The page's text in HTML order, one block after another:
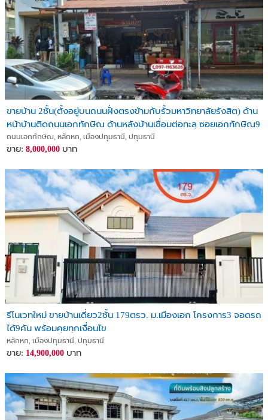
ขายบ้าน 2ชั้น(ตั้งอยู่บนถนนฝั่งตรงข้ามกับรั้วมหาวิทยาลัยรังสิต) ด้าน
หน้าบ้านติดถนนเอกทักษิณ ด้านหลังบ้านเชื่อมต่อทะลุ ซอยเอกทักษิณ9
ถนนเอกทักษิณ, หลักหก, เมืองปทุมธานี, ปทุมธานี
ขาย: 8,000,000 บาท
รีโนเวทใหม่ ขายบ้านเดี่ยว2ชั้น 179ตรว. ม.เมืองเอก โครงการ3 จอดรถ
ได้9คัน พร้อมคุยทุกเงื่อนไข
หลักหก, เมืองปทุมธานี, ปทุมธานี
ขาย: 14,900,000 บาท